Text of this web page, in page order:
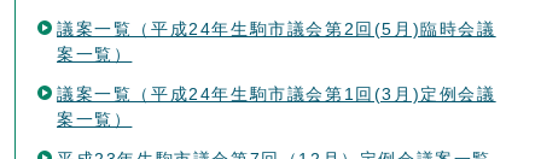
議案一覧（平成24年生駒市議会第2回(5月)臨時会議
案一覧）
議案一覧（平成24年生駒市議会第1回(3月)定例会議
案一覧）